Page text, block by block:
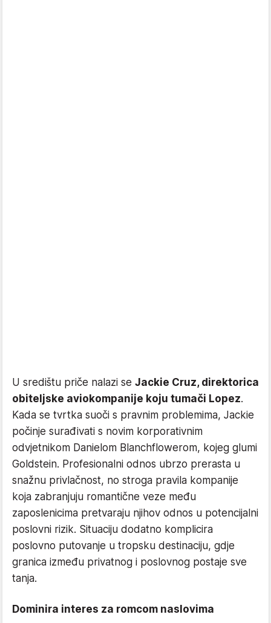
U središtu priče nalazi se Jackie Cruz, direktorica
obiteljske aviokompanije koju tumači Lopez.
Kada se tvrtka suoči s pravnim problemima, Jackie
počinje surađivati s novim korporativnim
odvjetnikom Danielom Blanchflowerom, kojeg glumi
Goldstein. Profesionalni odnos ubrzo prerasta u
snažnu privlačnost, no stroga pravila kompanije
koja zabranjuju romantične veze među
zaposlenicima pretvaraju njihov odnos u potencijalni
poslovni rizik. Situaciju dodatno komplicira
poslovno putovanje u tropsku destinaciju, gdje
granica između privatnog i poslovnog postaje sve
tanja.
Dominira interes za romcom naslovima